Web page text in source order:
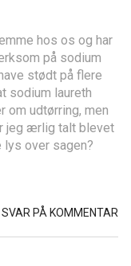
hos os og har
på sodium
stødt på flere
sodium laureth
om udtørring, men
jeg ærlig talt blevet
lys over sagen?
SVAR PÅ KOMMENTAR